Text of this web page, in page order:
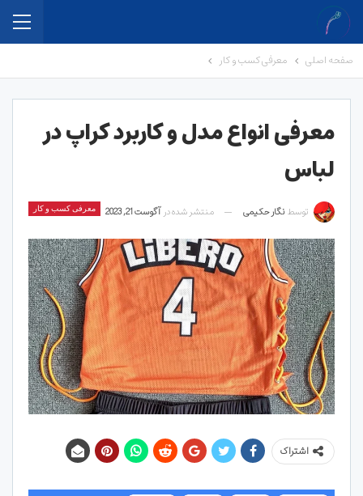
صفحه اصلی معرفی کسب و کار
معرفی انواع مدل و کاربرد کراپ در
لباس
معرفی کسب و کار توسط نگار حکیمی منتشر شده در آگوست 21, 2023
اشتراک